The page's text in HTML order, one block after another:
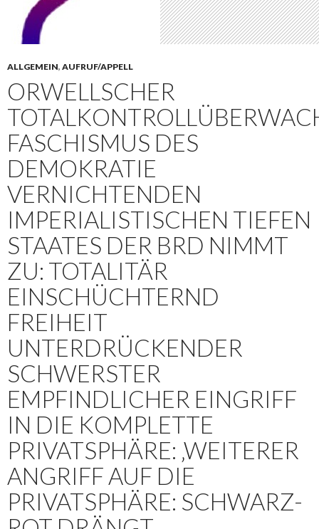
ALLGEMEIN, AUFRUF/APPELL
ORWELLSCHER
FASCHISMUS DES
DEMOKRATIE
VERNICHTENDEN
IMPERIALISTISCHEN TIEFEN
STAATES DER BRD NIMMT
ZU: TOTALITÄR
EINSCHÜCHTERND
FREIHEIT
UNTERDRÜCKENDER
SCHWERSTER
EMPFINDLICHER EINGRIFF
IN DIE KOMPLETTE
PRIVATSPHÄRE: ‚WEITERER
ANGRIFF AUF DIE
PRIVATSPHÄRE: SCHWARZ-